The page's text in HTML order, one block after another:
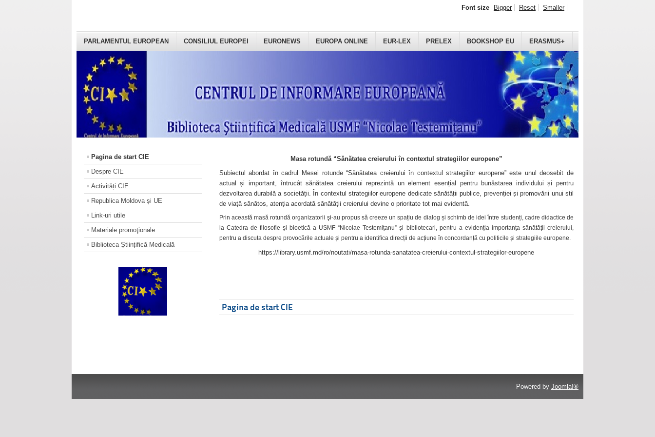
PARLAMENTUL EUROPEAN CONSILIUL EUROPEI EURONEWS EUROPA ONLINE EUR-LEX PRELEX BOOKSHOP EU ERASMUS+
Font size Bigger Reset Smaller
Pagina de start CIE
Despre CIE
Activități CIE
Republica Moldova și UE
Link-uri utile
Materiale promoţionale
Biblioteca Științifică Medicală
Masa rotundă “Sănătatea creierului în contextul strategiilor europene”
Subiectul abordat în cadrul Mesei rotunde “Sănătatea creierului în contextul strategiilor europene” este unul deosebit de
actual și important, întrucât sănătatea creierului reprezintă un element esențial pentru bunăstarea individului și pentru
dezvoltarea durabilă a societății. În contextul strategiilor europene dedicate sănătății publice, prevenției și promovării unui stil
de viață sănătos, atenția acordată sănătății creierului devine o prioritate tot mai evidentă.
Prin această masă rotundă organizatorii şi-au propus să creeze un spațiu de dialog și schimb de idei între studenți, cadre didactice de
la Catedra de filosofie și bioetică a USMF “Nicolae Testemițanu” și bibliotecari, pentru a evidenția importanța sănătății creierului,
pentru a discuta despre provocările actuale și pentru a identifica direcții de acțiune în concordanță cu politicile și strategiile europene.
https://library.usmf.md/ro/noutati/masa-rotunda-sanatatea-creierului-contextul-strategiilor-europene
Pagina de start CIE
Powered by Joomla!®